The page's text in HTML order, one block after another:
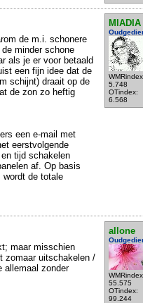
MIADIA
5.748
OTindex:
6.568
de m.i. schonere
minder schone
als je er voor betaald
een fijn idee dat de
schijnt) draait op de
de zon zo heftig
een e-mail met
eerstvolgende
tijd schakelen
af. Op basis
de totale
allone
55.575
OTindex:
99.244
maar misschien
zomaar uitschakelen /
allemaal zonder